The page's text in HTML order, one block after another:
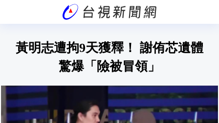
黃明志遭拘9天獲釋！ 謝侑芯遺體
驚爆「險被冒領」